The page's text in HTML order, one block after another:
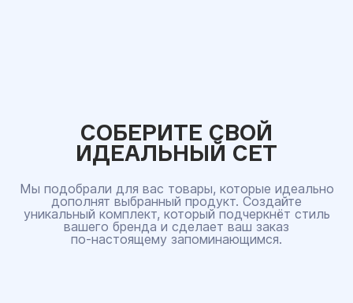
СОБЕРИТЕ СВОЙ
ИДЕАЛЬНЫЙ СЕТ
Мы подобрали для вас товары, которые идеально
дополнят выбранный продукт. Создайте
уникальный комплект, который подчеркнёт стиль
вашего бренда и сделает ваш заказ
по‑настоящему запоминающимся.